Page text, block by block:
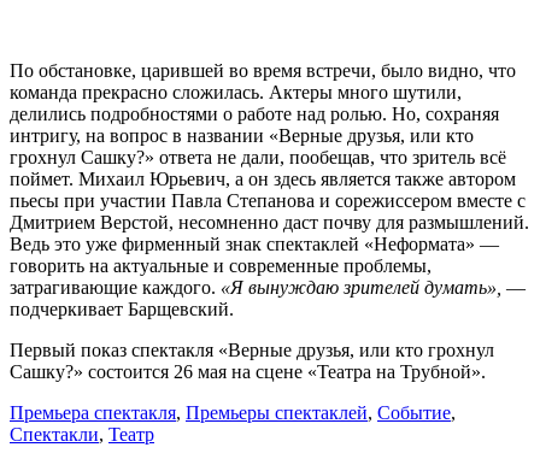
По обстановке, царившей во время встречи, было видно, что
команда прекрасно сложилась. Актеры много шутили,
делились подробностями о работе над ролью. Но, сохраняя
интригу, на вопрос в названии «Верные друзья, или кто
грохнул Сашку?» ответа не дали, пообещав, что зритель всё
поймет. Михаил Юрьевич, а он здесь является также автором
пьесы при участии Павла Степанова и сорежиссером вместе с
Дмитрием Верстой, несомненно даст почву для размышлений.
Ведь это уже фирменный знак спектаклей «Неформата» —
говорить на актуальные и современные проблемы,
затрагивающие каждого. «Я вынуждаю зрителей думать», —
подчеркивает Барщевский.
Первый показ спектакля «Верные друзья, или кто грохнул
Сашку?» состоится 26 мая на сцене «Театра на Трубной».
Премьера спектакля, Премьеры спектаклей, Событие,
Спектакли, Театр